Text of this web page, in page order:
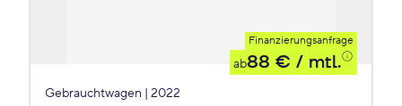
Finanzierungsanfrage
ab88 € / mtl.
Gebrauchtwagen | 2022